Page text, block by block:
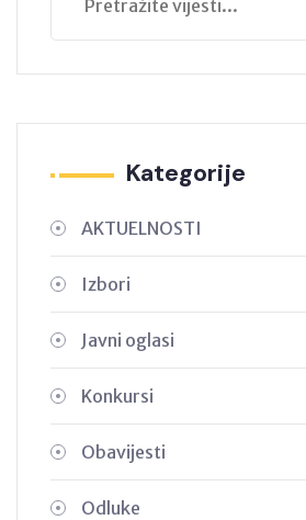
Kategorije
AKTUELNOSTI
Izbori
Javni oglasi
Konkursi
Obavijesti
Odluke